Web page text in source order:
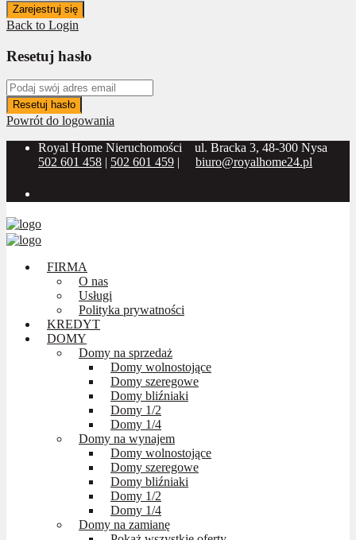
Zarejestruj się
Back to Login
Resetuj hasło
Resetuj hasło
Powrót do logowania
Royal Home Nieruchomości
ul. Bracka 3, 48-300 Nysa
502 601 458 | 502 601 459 | biuro@royalhome24.pl
FIRMA
O nas
Usługi
Polityka prywatności
KREDYT
DOMY
Domy na sprzedaż
Domy wolnostojące
Domy szeregowe
Domy bliźniaki
Domy 1/2
Domy 1/4
Domy na wynajem
Domy wolnostojące
Domy szeregowe
Domy bliźniaki
Domy 1/2
Domy 1/4
Domy na zamianę